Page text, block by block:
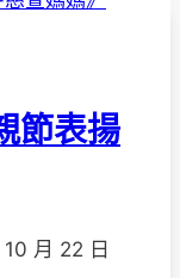
節表揚
月 22 日